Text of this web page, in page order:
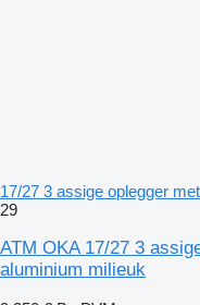
17/27 3 assige oplegger
29
ATM OKA 17/27 3
aluminium milieuk